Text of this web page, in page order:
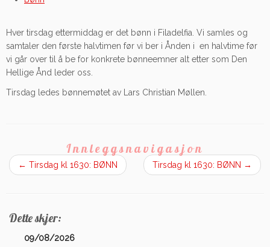
Hver tirsdag ettermiddag er det bønn i Filadelfia. Vi samles og
samtaler den første halvtimen før vi ber i Ånden i en halvtime før
vi går over til å be for konkrete bønneemner alt etter som Den
Hellige Ånd leder oss.
Tirsdag ledes bønnemøtet av Lars Christian Møllen.
Innleggsnavigasjon
← Tirsdag kl 1630: BØNN Tirsdag kl 1630: BØNN →
Dette skjer:
09/08/2026